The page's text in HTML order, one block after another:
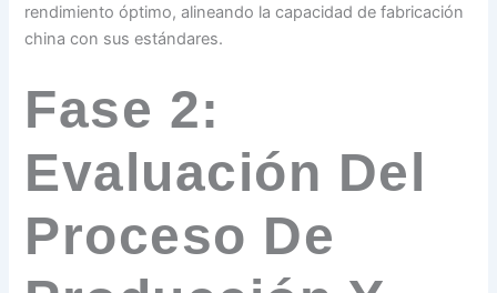
rendimiento óptimo, alineando la capacidad de fabricación
china con sus estándares.
Fase 2:
Evaluación Del
Proceso De